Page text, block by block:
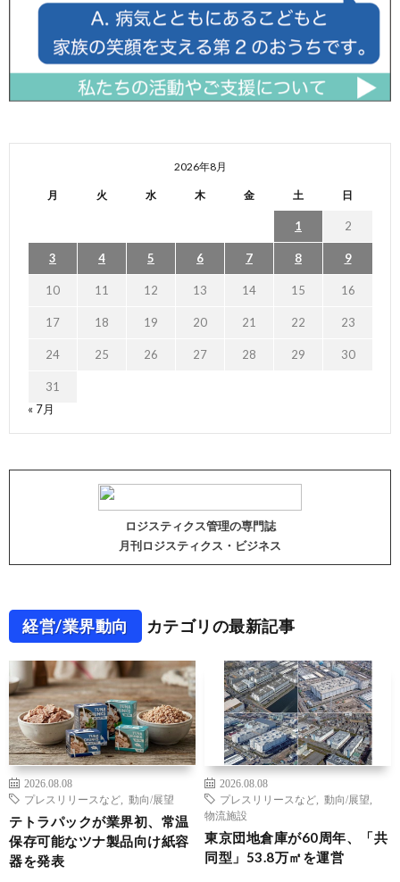
2026年8月
月 火 水 木 金 土 日
1 2
3 4 5 6 7 8 9
10 11 12 13 14 15 16
17 18 19 20 21 22 23
24 25 26 27 28 29 30
31
« 7月
ロジスティクス管理の専門誌
月刊ロジスティクス・ビジネス
経営/業界動向 カテゴリの最新記事
2026.08.08
プレスリリースなど
動向/展望
テトラパックが業界初、常温
保存可能なツナ製品向け紙容
器を発表
2026.08.08
プレスリリースなど
動向/展望
物流施設
東京団地倉庫が60周年、「共
同型」53.8万㎡を運営